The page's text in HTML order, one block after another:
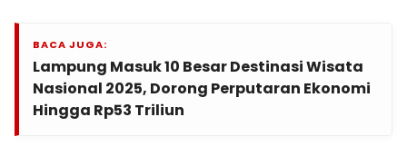
BACA JUGA:
Lampung Masuk 10 Besar Destinasi Wisata
Nasional 2025, Dorong Perputaran Ekonomi
Hingga Rp53 Triliun